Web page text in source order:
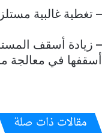
– تغطية غالبية
– زيادة أسقف
أسقفها في معالجة
مقالات ذات صلة